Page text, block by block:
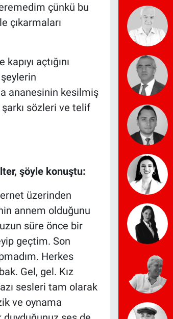
çünkü bu
çıkarmaları
açtığını
ananesinin kesilmiş
şarkı sözleri ve telif
şöyle konuştu:
üzerinden
annem olduğunu
süre önce bir
geçtim. Son
Herkes
Gel, gel. Kız
sesleri tam olarak
ve oynama